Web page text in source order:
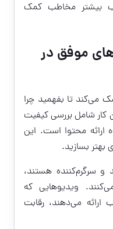
بیشتر مخاطب کمک
موفق در
می‌کند تا بفهمید چرا
شامل بررسی کیفیت
ارائه محتوا است. این
بسازید.
و سرگرم‌کننده هستند،
ویدیوهایی که
می‌دهند، رقابت